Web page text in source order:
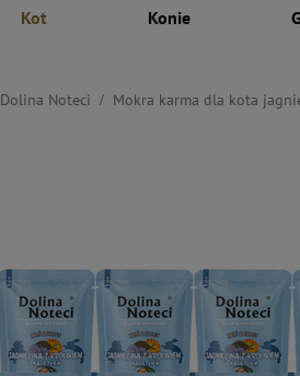
Kot Konie
Dolina Noteci Mokra karma dla kota